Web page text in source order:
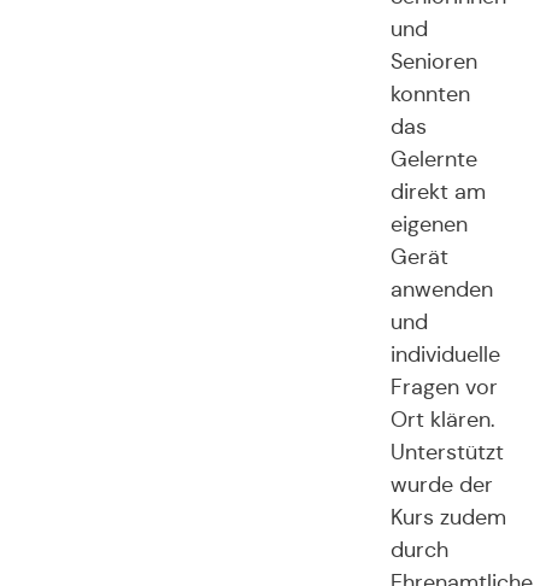
und
Senioren
konnten
das
Gelernte
direkt am
eigenen
Gerät
anwenden
und
individuelle
Fragen vor
Ort klären.
Unterstützt
wurde der
Kurs zudem
durch